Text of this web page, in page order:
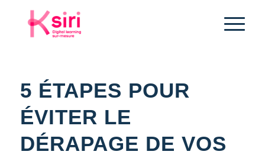
5 ÉTAPES POUR
ÉVITER LE
DÉRAPAGE DE VOS